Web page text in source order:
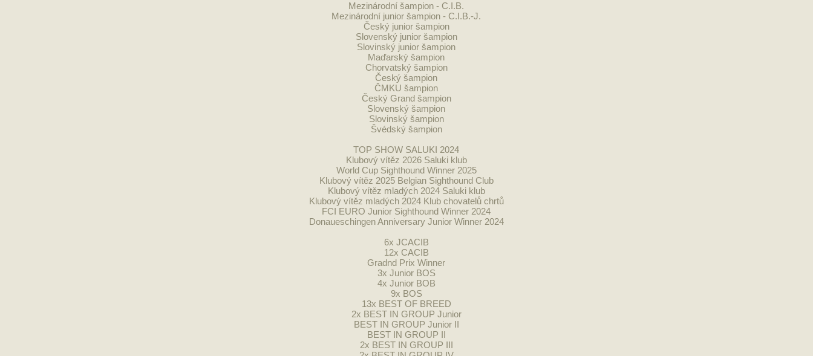
Mezinárodní šampion - C.I.B.
Mezinárodní junior šampion - C.I.B.-J.
Český junior šampion
Slovenský junior šampion
Slovinský junior šampion
Maďarský šampion
Chorvatský šampion
Český šampion
ČMKU šampion
Český Grand šampion
Slovenský šampion
Slovinský šampion
Švédský šampion
TOP SHOW SALUKI 2024
Klubový vítěz 2026 Saluki klub
World Cup Sighthound Winner 2025
Klubový vítěz 2025 Belgian Sighthound Club
Klubový vítěz mladých 2024 Saluki klub
Klubový vítěz mladých 2024 Klub chovatelů chrtů
FCI EURO Junior Sighthound Winner 2024
Donaueschingen Anniversary Junior Winner 2024
6x JCACIB
12x CACIB
Gradnd Prix Winner
3x Junior BOS
4x Junior BOB
9x BOS
13x BEST OF BREED
2x BEST IN GROUP Junior
BEST IN GROUP Junior II
BEST IN GROUP II
2x BEST IN GROUP III